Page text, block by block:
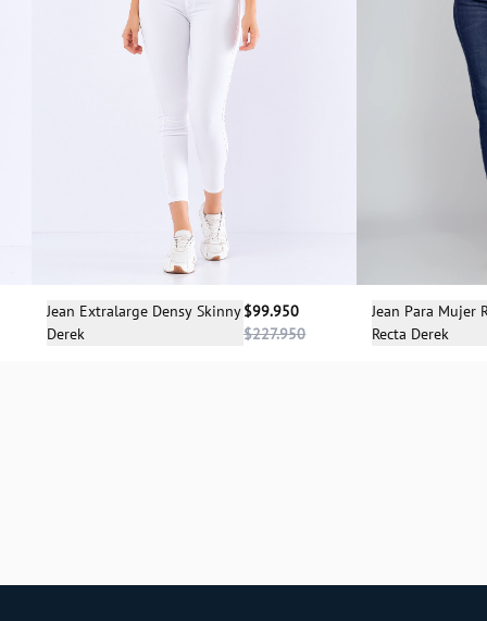
Selecciona una talla
Jean Extralarge Densy Skinny
Derek
$99.950
$227.950
Jean Para Mujer
Recta Derek